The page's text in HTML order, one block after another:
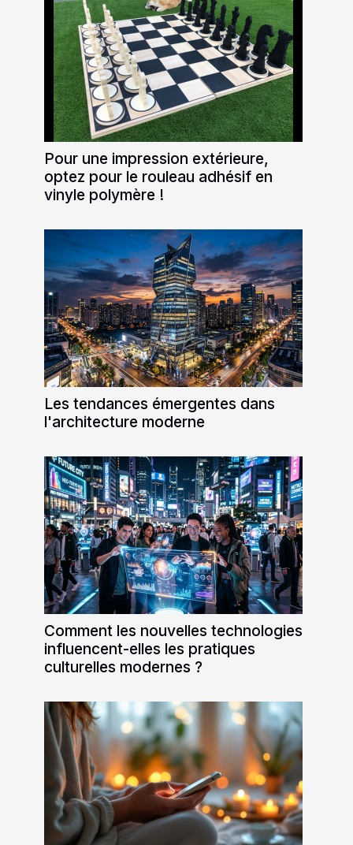
Pour une impression extérieure,
optez pour le rouleau adhésif en
vinyle polymère !
Les tendances émergentes dans
l'architecture moderne
Comment les nouvelles technologies
influencent-elles les pratiques
culturelles modernes ?